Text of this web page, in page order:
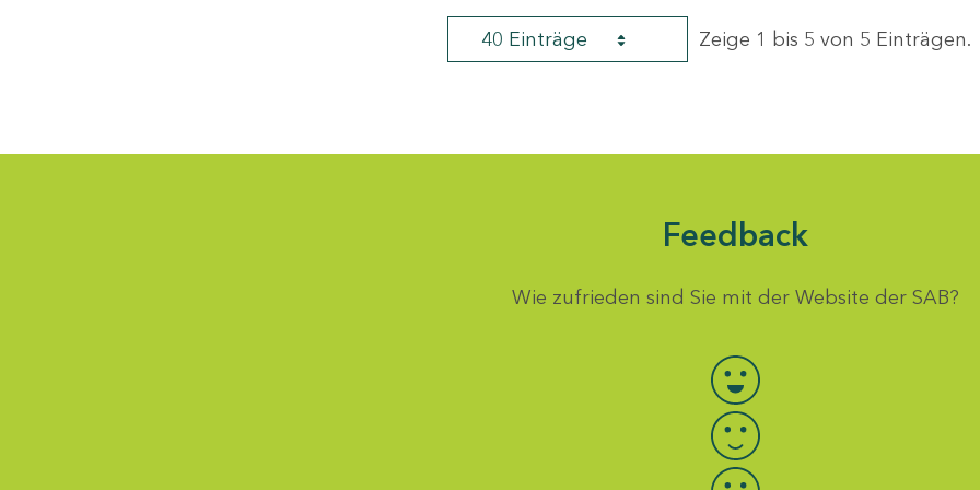
40 Einträge Zeige 1 bis 5 von 5 Einträgen.
Feedback
Wie zufrieden sind Sie mit der Website der SAB?
Bewertung auswählen